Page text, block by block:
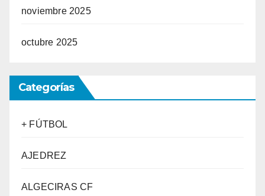
noviembre 2025
octubre 2025
Categorías
+ FÚTBOL
AJEDREZ
ALGECIRAS CF